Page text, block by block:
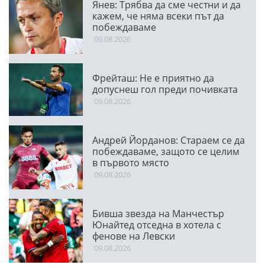
Янев: Трябва да сме честни и да
кажем, че няма всеки път да
побеждаваме
09.08.2026
Фрейташ: Не е приятно да
допуснеш гол преди почивката
09.08.2026
Андрей Йорданов: Стараем се да
побеждаваме, защото се целим
в първото място
09.08.2026
Бивша звезда на Манчестър
Юнайтед отседна в хотела с
фенове на Левски
09.08.2026